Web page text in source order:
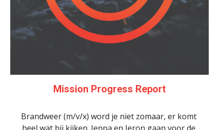
Mission Progress Report
Brandweer (m/v/x) word je niet zomaar, er komt